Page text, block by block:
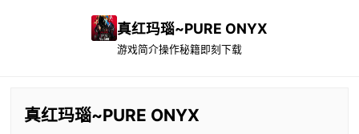
真红玛瑙~PURE ONYX
游戏简介操作秘籍 即刻下载
真红玛瑙~PURE ONYX